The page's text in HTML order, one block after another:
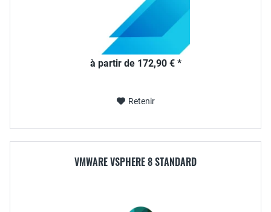
à partir de 172,90 € *
Retenir
VMWARE VSPHERE 8 STANDARD